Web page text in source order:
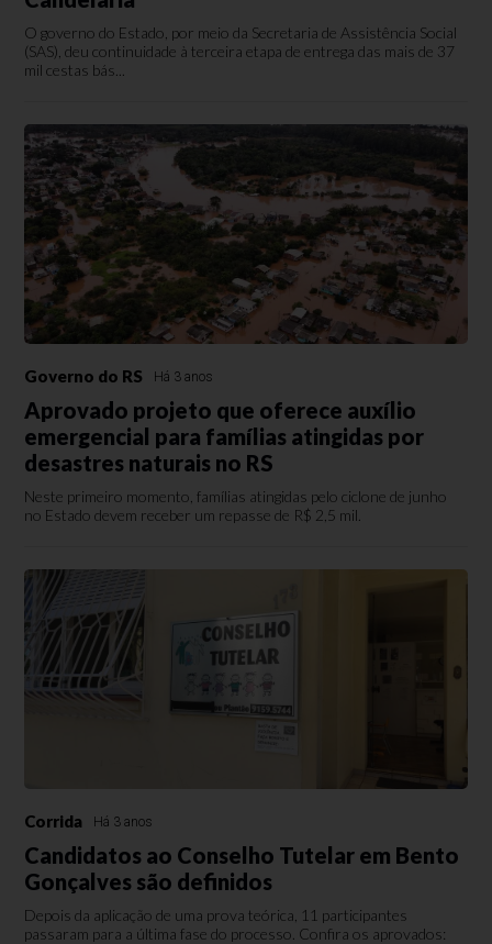
O governo do Estado, por meio da Secretaria de Assistência Social
(SAS), deu continuidade à terceira etapa de entrega das mais de 37
mil cestas bás...
Governo do RS Há 3 anos
Aprovado projeto que oferece auxílio
emergencial para famílias atingidas por
desastres naturais no RS
Neste primeiro momento, famílias atingidas pelo ciclone de junho
no Estado devem receber um repasse de R$ 2,5 mil.
Corrida Há 3 anos
Candidatos ao Conselho Tutelar em Bento
Gonçalves são definidos
Depois da aplicação de uma prova teórica, 11 participantes
passaram para a última fase do processo. Confira os aprovados: